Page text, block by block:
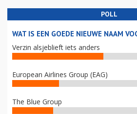
POLL
WAT IS EEN GOEDE NIEUWE NAAM
Verzin alsjeblieft iets anders
European Airlines Group (EAG)
The Blue Group